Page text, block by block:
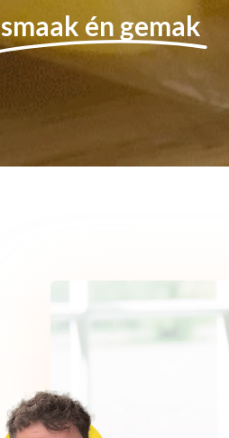
smaak én gemak